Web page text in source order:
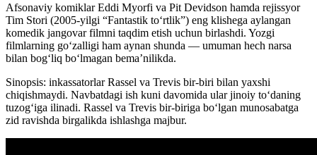
Afsonaviy komiklar Eddi Myorfi va Pit Devidson hamda rejissyor
Tim Stori (2005-yilgi “Fantastik to‘rtlik”) eng klishega aylangan
komedik jangovar filmni taqdim etish uchun birlashdi. Yozgi
filmlarning go‘zalligi ham aynan shunda — umuman hech narsa
bilan bog‘liq bo‘lmagan bema’nilikda.
Sinopsis: inkassatorlar Rassel va Trevis bir-biri bilan yaxshi
chiqishmaydi. Navbatdagi ish kuni davomida ular jinoiy to‘daning
tuzog‘iga ilinadi. Rassel va Trevis bir-biriga bo‘lgan munosabatga
zid ravishda birgalikda ishlashga majbur.